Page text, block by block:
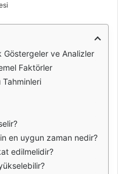
Göstergeler ve Analizler
Faktörler
Tahminleri
en uygun zaman nedir?
edilmelidir?